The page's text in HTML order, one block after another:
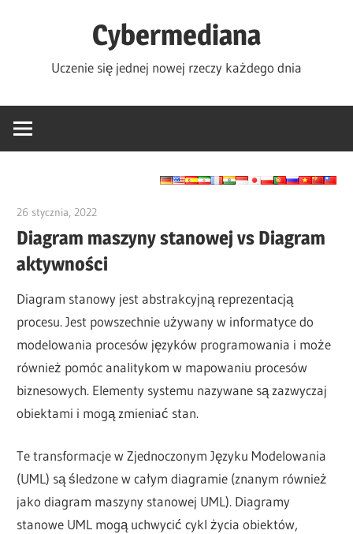
Cybermediana
Uczenie się jednej nowej rzeczy każdego dnia
26 stycznia, 2022
Diagram maszyny stanowej vs Diagram
aktywności
Diagram stanowy jest abstrakcyjną reprezentacją
procesu. Jest powszechnie używany w informatyce do
modelowania procesów języków programowania i może
również pomóc analitykom w mapowaniu procesów
biznesowych. Elementy systemu nazywane są zazwyczaj
obiektami i mogą zmieniać stan.
Te transformacje w Zjednoczonym Języku Modelowania
(UML) są śledzone w całym diagramie (znanym również
jako diagram maszyny stanowej UML). Diagramy
stanowe UML mogą uchwycić cykl życia obiektów,